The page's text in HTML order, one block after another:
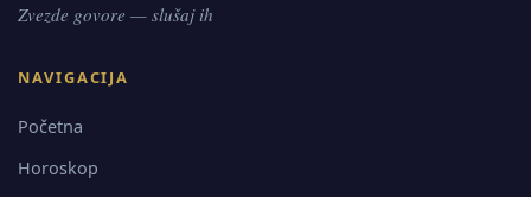
Zvezde govore — slušaj ih
NAVIGACIJA
Početna
Horoskop